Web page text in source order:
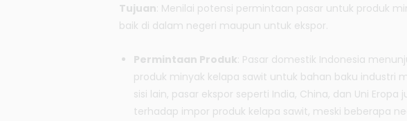
Tujuan: Menilai potensi permintaan pasar untuk produk
baik di dalam negeri maupun untuk ekspor.
Permintaan Produk: Pasar domestik Indonesia
produk minyak kelapa sawit untuk bahan baku industri
sisi lain, pasar ekspor seperti India, China, dan Uni
terhadap impor produk kelapa sawit, meski beberapa